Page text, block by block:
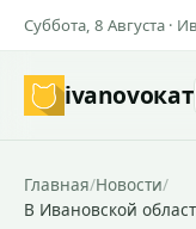
Суббота, 8 Августа ·
ivanovoкат
Главная/Новости/
В Ивановской